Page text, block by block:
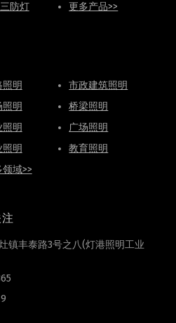
防灯 更多产品>>
明
市政建筑照明
明
桥梁照明
明
广场照明
明
教育照明
域>>
镇丰泰路3号之八(灯港照明工业